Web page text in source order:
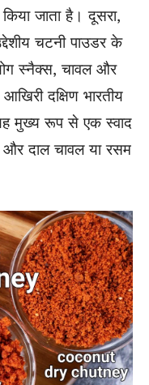
जाता है। दूसरा,
चटनी पाउडर के
स्नैक्स, चावल और
आखिरीदक्षिण भारतीय
मुख्य रूप से एक स्वाद
दाल चावल या रसम